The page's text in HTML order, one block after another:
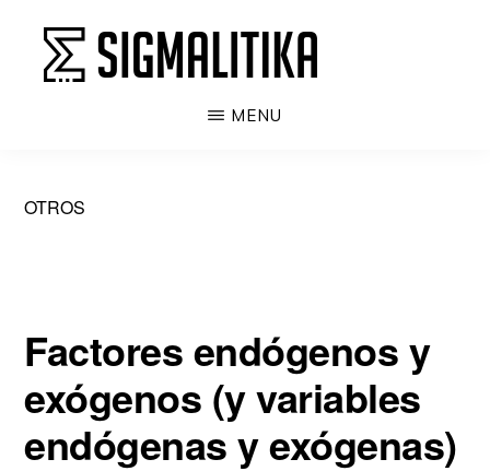
contenido
la
machine
learning
MENU
OTROS
Factores endógenos y
exógenos (y variables
endógenas y exógenas)